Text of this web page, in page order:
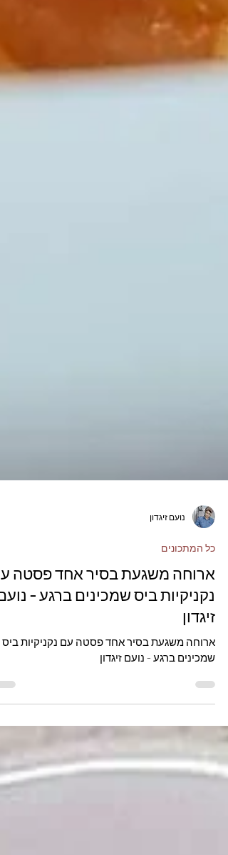
נועם זיגדון
כל המתכונים
ארוחה משגעת בסיר אחד פסטה
נקניקיות ביס שמכינים ברגע -
זיגדון
שמכינים ברגע - נועם זיגדון